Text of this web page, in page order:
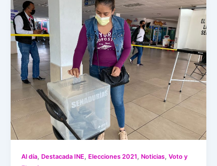
Al día, Destacada INE, Elecciones 2021, Noticias,Voto y